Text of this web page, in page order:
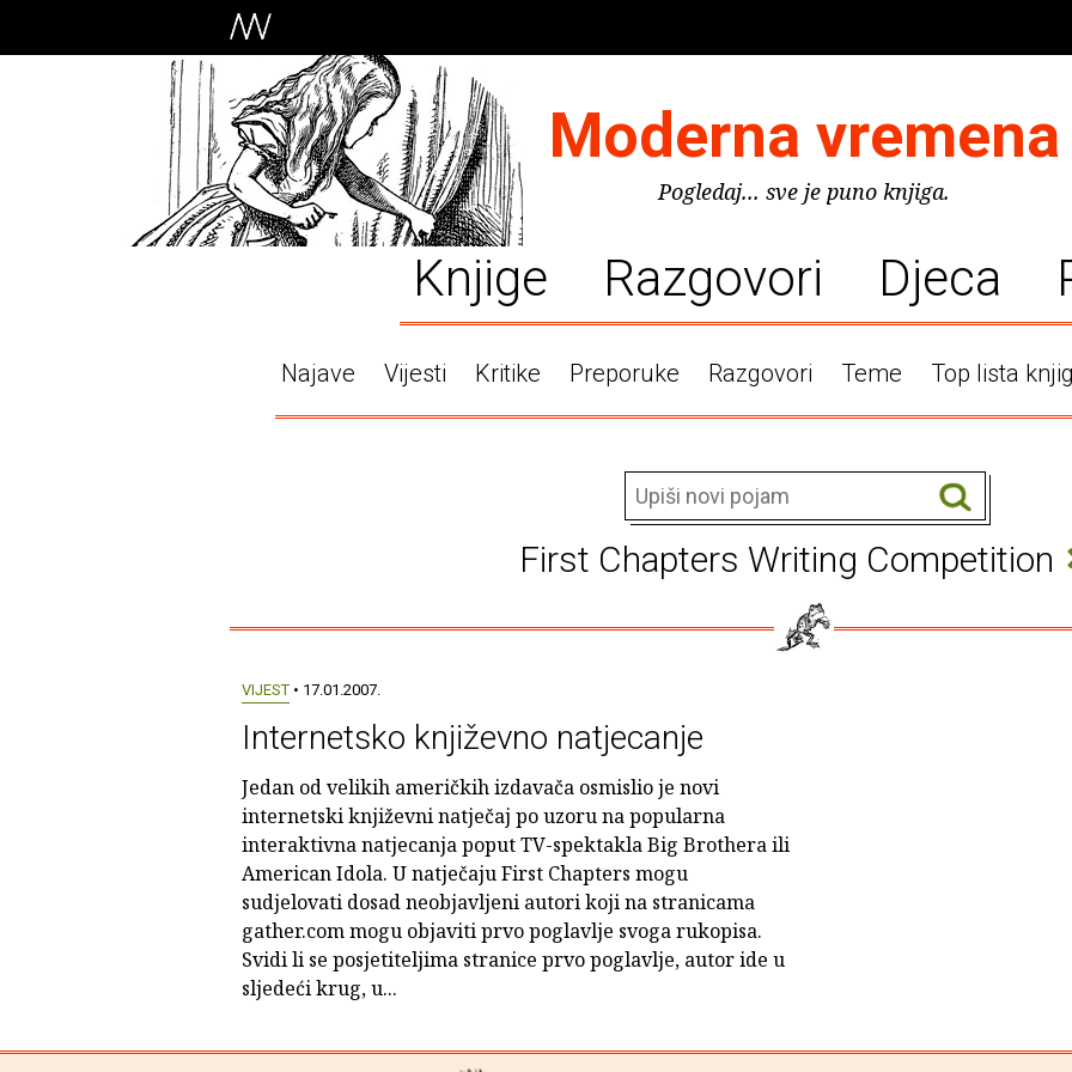
Moderna vremena
Pogledaj... sve je puno knjiga.
Knjige Razgovori Djeca
Najave Vijesti Kritike Preporuke Razgovori Teme Top lista
First Chapters Writing Competition
VIJEST• 17.01.2007.
Internetsko književno natjecanje
Jedan od velikih američkih izdavača osmislio je novi
internetski književni natječaj po uzoru na popularna
interaktivna natjecanja poput TV-spektakla Big Brothera ili
American Idola. U natječaju First Chapters mogu
sudjelovati dosad neobjavljeni autori koji na stranicama
gather.com mogu objaviti prvo poglavlje svoga rukopisa.
Svidi li se posjetiteljima stranice prvo poglavlje, autor ide u
sljedeći krug, u...